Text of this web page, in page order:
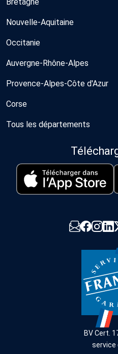
Nouvelle-Aquitaine
Occitanie
Auvergne-Rhône-Alpes
Provence-Alpes-Côte d'Azur
Corse
Tous les départements
BV Cert.
service